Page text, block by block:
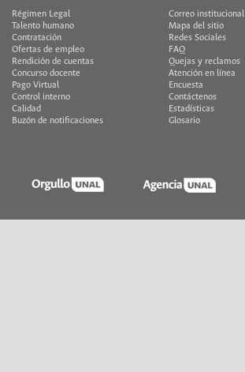
Régimen Legal
Talento humano
Contratación
Ofertas de empleo
Rendición de cuentas
Concurso docente
Pago Virtual
Control interno
Calidad
Buzón de notificaciones
Correo institucional
Mapa del sitio
Redes Sociales
FAQ
Quejas y reclamos
Atención en línea
Encuesta
Contáctenos
Estadísticas
Glosario